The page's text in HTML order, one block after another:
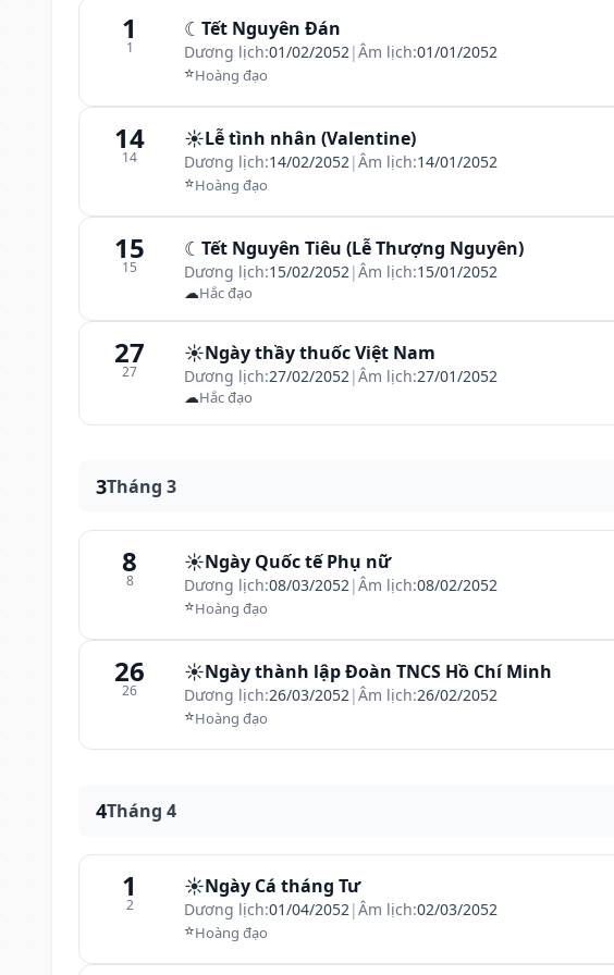
1
1
☾ Tết Nguyên Đán
Dương lịch:01/02/2052|Âm lịch:01/01/2052
⭐Hoàng đạo
14
14
☀️Lễ tình nhân (Valentine)
Dương lịch:14/02/2052|Âm lịch:14/01/2052
⭐Hoàng đạo
15
15
☾ Tết Nguyên Tiêu (Lễ Thượng Nguyên)
Dương lịch:15/02/2052|Âm lịch:15/01/2052
☁Hắc đạo
27
27
☀️Ngày thầy thuốc Việt Nam
Dương lịch:27/02/2052|Âm lịch:27/01/2052
☁Hắc đạo
3Tháng 3
8
8
☀️Ngày Quốc tế Phụ nữ
Dương lịch:08/03/2052|Âm lịch:08/02/2052
⭐Hoàng đạo
26
26
☀️Ngày thành lập Đoàn TNCS Hồ Chí Minh
Dương lịch:26/03/2052|Âm lịch:26/02/2052
⭐Hoàng đạo
4Tháng 4
1
2
☀️Ngày Cá tháng Tư
Dương lịch:01/04/2052|Âm lịch:02/03/2052
⭐Hoàng đạo